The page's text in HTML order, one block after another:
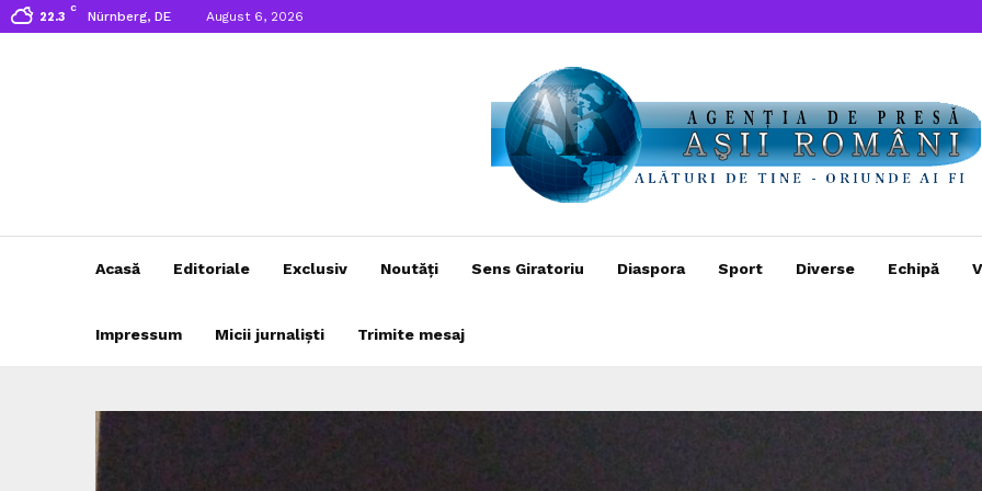
22.3
C
Nürnberg, DE August 6, 2026
Acasă Editoriale Exclusiv Noutăți Sens Giratoriu Diaspora Sport Diverse Echipă
Impressum Micii jurnaliști Trimite mesaj